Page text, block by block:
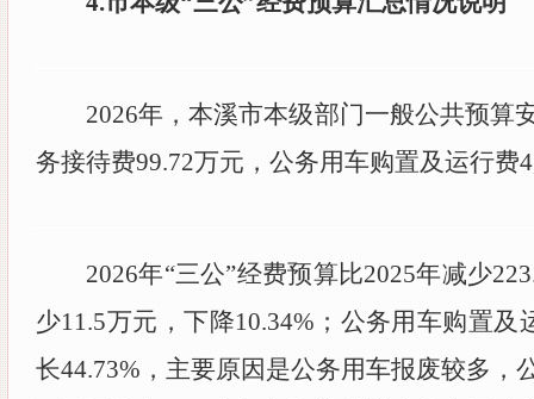
2026年，本溪市本级部门一般公共预算
务接待费99.72万元，公务用车购置及运行费
2026年“三公”经费预算比2025年减少
少11.5万元，下降10.34% ；公务用车购置及
长44.73% ，主要原因是公务用车报废较多